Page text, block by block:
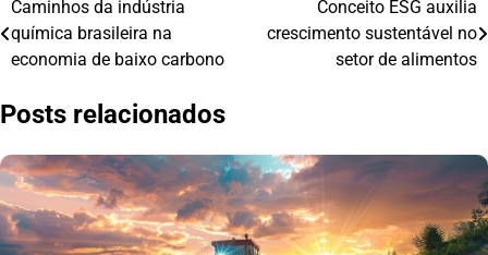
Navegação
de
Caminhos da indústria
química brasileira na
economia de baixo carbono
Conceito ESG auxilia
crescimento sustentável no
setor de alimentos
Posts relacionados